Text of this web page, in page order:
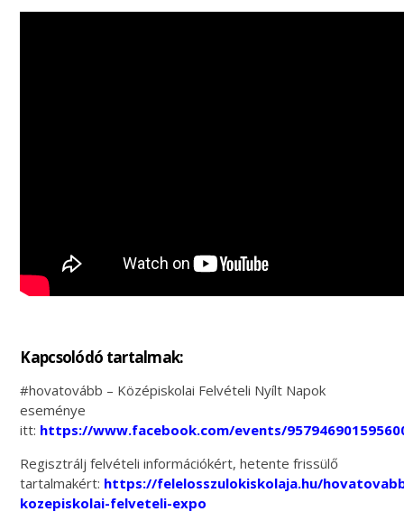
Kapcsolódó tartalmak:
#hovatovább – Középiskolai Felvételi Nyílt Napok
eseménye
itt: https://www.facebook.com/events/
Regisztrálj felvételi információkért, hetente frissülő
tartalmakért: https://felelosszulokiskolaja.hu/
kozepiskolai-felveteli-expo